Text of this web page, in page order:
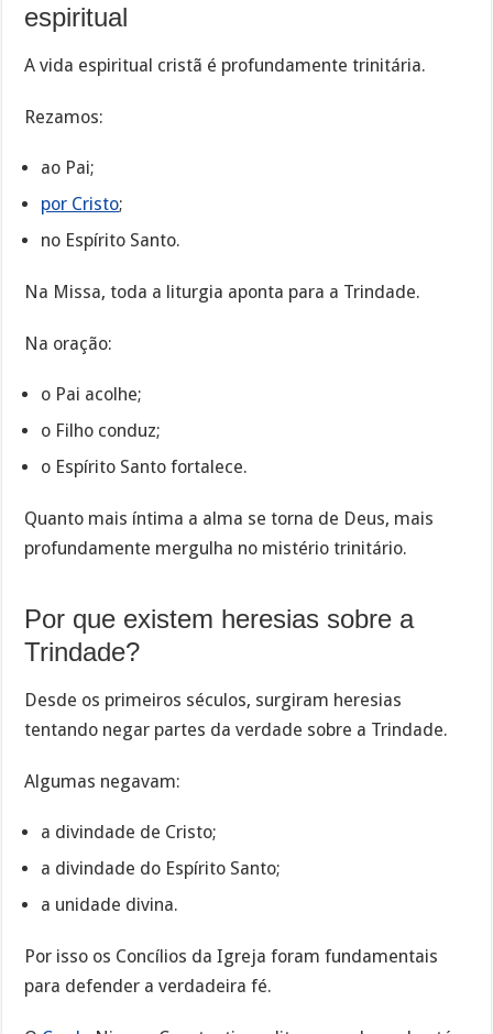
espiritual
A vida espiritual cristã é profundamente trinitária.
Rezamos:
ao Pai;
por Cristo;
no Espírito Santo.
Na Missa, toda a liturgia aponta para a Trindade.
Na oração:
o Pai acolhe;
o Filho conduz;
o Espírito Santo fortalece.
Quanto mais íntima a alma se torna de Deus, mais
profundamente mergulha no mistério trinitário.
Por que existem heresias sobre a
Trindade?
Desde os primeiros séculos, surgiram heresias
tentando negar partes da verdade sobre a Trindade.
Algumas negavam:
a divindade de Cristo;
a divindade do Espírito Santo;
a unidade divina.
Por isso os Concílios da Igreja foram fundamentais
para defender a verdadeira fé.